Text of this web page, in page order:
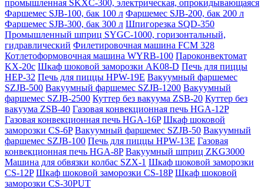
промышленная SKXC-300, электрическая, опрокидывающаяся
Фаршемес SJB-100, бак 100 л Фаршемес SJB-200, бак 200 л
Фаршемес SJB-300, бак 300 л Шпигорезка SQD-350
Промышленный шприц SYGC-1000, горизонтальный,
гидравлический Филетировочная машина FCM 328
Котлетоформовочная машина WYRB-100 Пароконвектомат
KX-20c Шкаф шоковой заморозки AK08-D Печь для пиццы
HEP-32 Печь для пиццы HPW-19E Вакуумный фаршемес
SZJB-500 Вакуумный фаршемес SZJB-1200 Вакуумный
фаршемес SZJB-2500 Куттер без вакуума ZSB-20 Куттер без
вакуума ZSB-40 Газовая конвекционная печь HGA-12P
Газовая конвекционная печь HGA-16P Шкаф шоковой
заморозки CS-6P Вакуумный фаршемес SZJB-50 Вакуумный
фаршемес SZJB-100 Печь для пиццы HPW-13E Газовая
конвекционная печь HGA-8P Вакуумный шприц ZKG3000
Машина для обвязки колбас SZX-1 Шкаф шоковой заморозки
CS-12P Шкаф шоковой заморозки CS-18P Шкаф шоковой
заморозки CS-30PUT